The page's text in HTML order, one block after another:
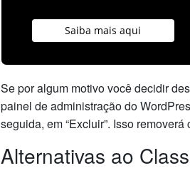
Saiba mais aqui
Se por algum motivo você decidir
painel de administração do
seguida, em “Excluir”. Isso
Alternativas ao